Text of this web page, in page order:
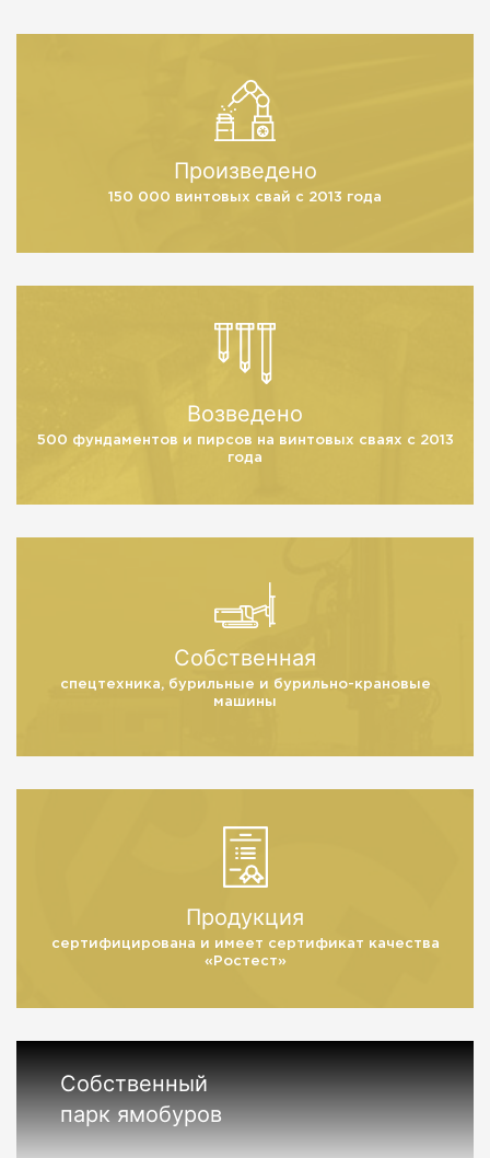
Произведено
150 000 винтовых свай с 2013 года
Возведено
500 фундаментов и пирсов на винтовых сваях с 2013
года
Собственная
спецтехника, бурильные и бурильно-крановые
машины
Продукция
сертифицирована и имеет сертификат качества
«Ростест»
Собственный
парк ямобуров